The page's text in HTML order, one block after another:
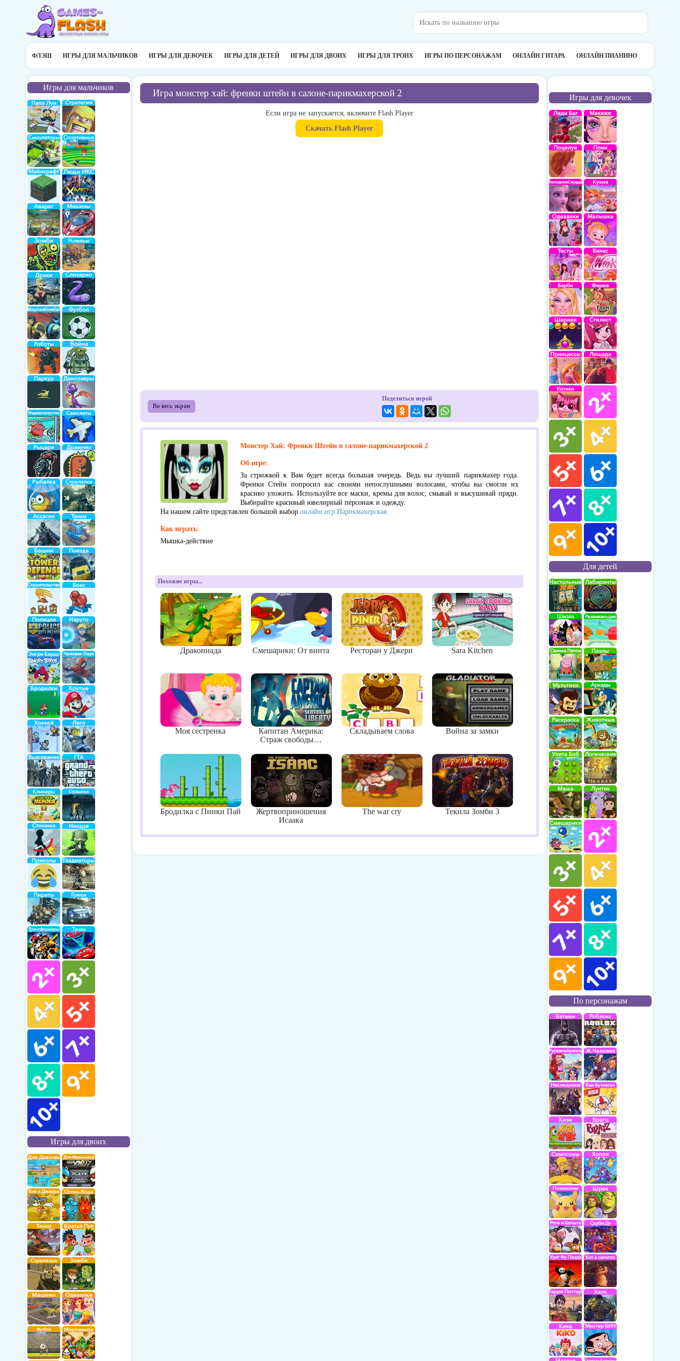
ФЛЭШ ИГРЫ ДЛЯ МАЛЬЧИКОВ ИГРЫ ДЛЯ ДЕВОЧЕК ИГРЫ ДЛЯ ДЕТЕЙ ИГРЫ ДЛЯ ДВОИХ ИГРЫ ДЛЯ ТРОИХ ИГРЫ ПО ПЕРСОНАЖАМ ОНЛАЙН ГИТАРА ОНЛАЙН ПИАНИНО
Игры для мальчиков
Игры для двоих
Игра монстер хай: френки штейн в салоне-парикмахерской 2
Если игра не запускается, включите Flash Player
Скачать Flash Player
Во весь экран
Поделиться игрой
Монстер Хай: Френки Штейн в салоне-парикмахерской 2
Об игре:
За стрижкой к Вам будет всегда большая очередь. Ведь вы лучший парикмахер года.
Френки Стейн попросил вас своими непослушными волосами, чтобы вы смогли их
красиво уложить. Используйте все маски, кремы для волос, смывай и высушивай пряди.
Выбирайте красивый ювелирный персонаж и одежду.
На нашем сайте представлен большой выбор онлайн игр Парикмахерская.
Как играть:
Мышка-действие
Похожие игры...
Дракониада Смешарики: От винта Ресторан у Джери Sara Kitchen
Моя сестренка
Капитан Америка:
Страж свободы…
Складываем cлова Война за замки
Бродилка с Пинки Пай
Жертвоприношения
Исаака
The war cry Текила Зомби 3
Игры для девочек
Для детей
По персонажам